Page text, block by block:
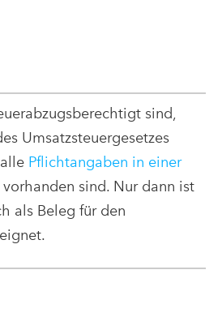
sind,
Umsatzsteuergesetzes
Pflichtangaben in einer
vorhanden sind. Nur dann ist
als Beleg für den